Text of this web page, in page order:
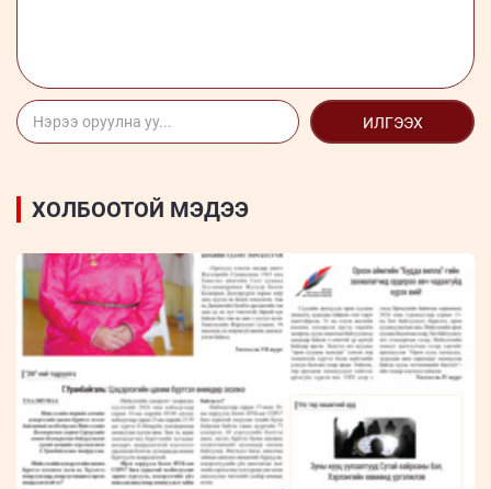
ИЛГЭЭХ
ХОЛБООТОЙ МЭДЭЭ